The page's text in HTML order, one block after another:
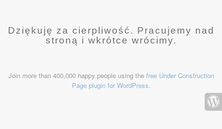
Dziękuję za cierpliwość. Pracujemy nad
stroną i wkrótce wrócimy.
Join more than 400,000 happy people using the free Under Construction
Page plugin for WordPress.